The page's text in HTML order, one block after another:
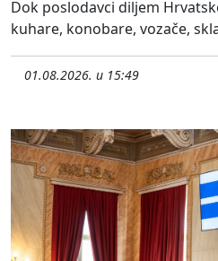
Dok poslodavci diljem
kuhare, konobare, vozače,
01.08.2026. u 15:49